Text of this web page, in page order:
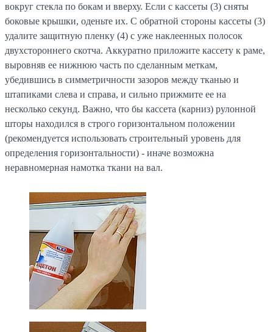
вокруг стекла по бокам и вверху. Если с кассеты (3) сняты
боковые крышки, оденьте их. С обратной стороны кассеты (3)
удалите защитную пленку (4) с уже наклеенных полосок
двухстороннего скотча. Аккуратно приложите кассету к раме,
выровняв ее нижнюю часть по сделанным меткам,
убедившись в симметричности зазоров между тканью и
штапиками слева и справа, и сильно прижмите ее на
несколько секунд. Важно, что бы кассета (карниз) рулонной
шторы находился в строго горизонтальном положении
(рекомендуется использовать строительный уровень для
определения горизонтальности) - иначе возможна
неравномерная намотка ткани на вал.